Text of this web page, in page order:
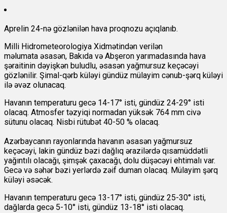
Aprelin 24-nə gözlənilən hava proqnozu açıqlanıb.
Milli Hidrometeorologiya Xidmətindən verilən
məlumata əsasən, Bakıda və Abşeron yarımadasında hava
şəraitinin dəyişkən buludlu, əsasən yağmursuz keçəcəyi
gözlənilir. Şimal-qərb küləyi gündüz mülayim cənub-şərq küləyi
ilə əvəz olunacaq.
Havanın temperaturu gecə 14-17° isti, gündüz 24-29° isti
olacaq. Atmosfer təzyiqi normadan yüksək 764 mm civə
sütunu olacaq. Nisbi rütubət 40-50 % olacaq.
Azərbaycanın rayonlarında havanın əsasən yağmursuz
keçəcəyi, lakin gündüz bəzi dağlıq ərazilərdə qısamüddətli
yağıntılı olacağı, şimşək çaxacağı, dolu düşəcəyi ehtimalı var.
Gecə və səhər bəzi yerlərdə zəif duman olacaq. Mülayim şərq
küləyi əsəcək.
Havanın temperaturu gecə 13-17° isti, gündüz 25-30° isti,
dağlarda gecə 5-10° isti, gündüz 13-18° isti olacaq.